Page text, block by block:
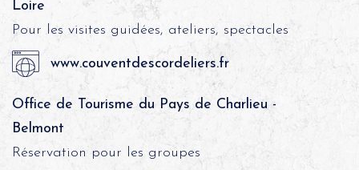
Loire
Pour les visites guidées, ateliers, spectacles
www.couventdescordeliers.fr
Office de Tourisme du Pays de Charlieu -
Belmont
Réservation pour les groupes